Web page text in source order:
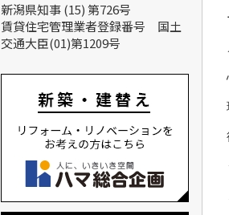
新潟県知事 (15) 第726号
賃貸住宅管理業者登録番号 国土
交通大臣(01)第1209号